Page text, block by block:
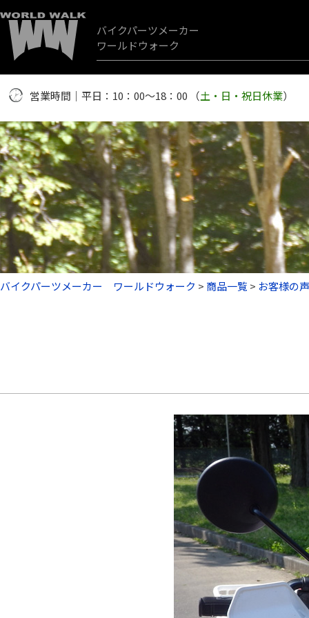
バイクパーツメーカー
ワールドウォーク
営業時間｜平日：10：00～18：00 （土・日・祝日休業）
バイクパーツメーカー ワールドウォーク > 商品一覧 > お客様の声